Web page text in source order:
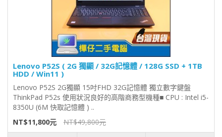
Lenovo P52S ( 2G 獨顯 / 32G記憶體 / 128G SSD + 1TB
HDD / Win11 )
Lenovo P52S 2G獨顯 15吋FHD 32G記憶體 獨立數字鍵盤
ThinkPad P52s 使用狀況良好的高階商務型機種■ CPU : Intel i5-
8350U (6M 快取記憶體 ) ..
NT$11,800元
NT$49,800元